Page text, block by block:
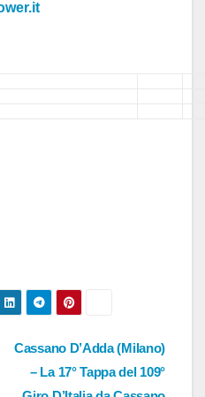
Cassano D’Adda (Milano)
– La 17° Tappa del 109°